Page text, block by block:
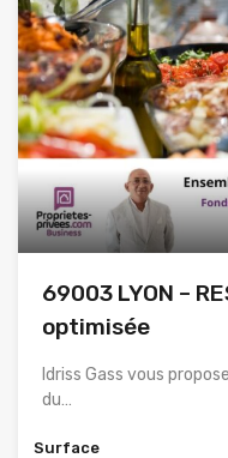
69003 LYON –
optimisée
Idriss Gass vous
du…
Surface